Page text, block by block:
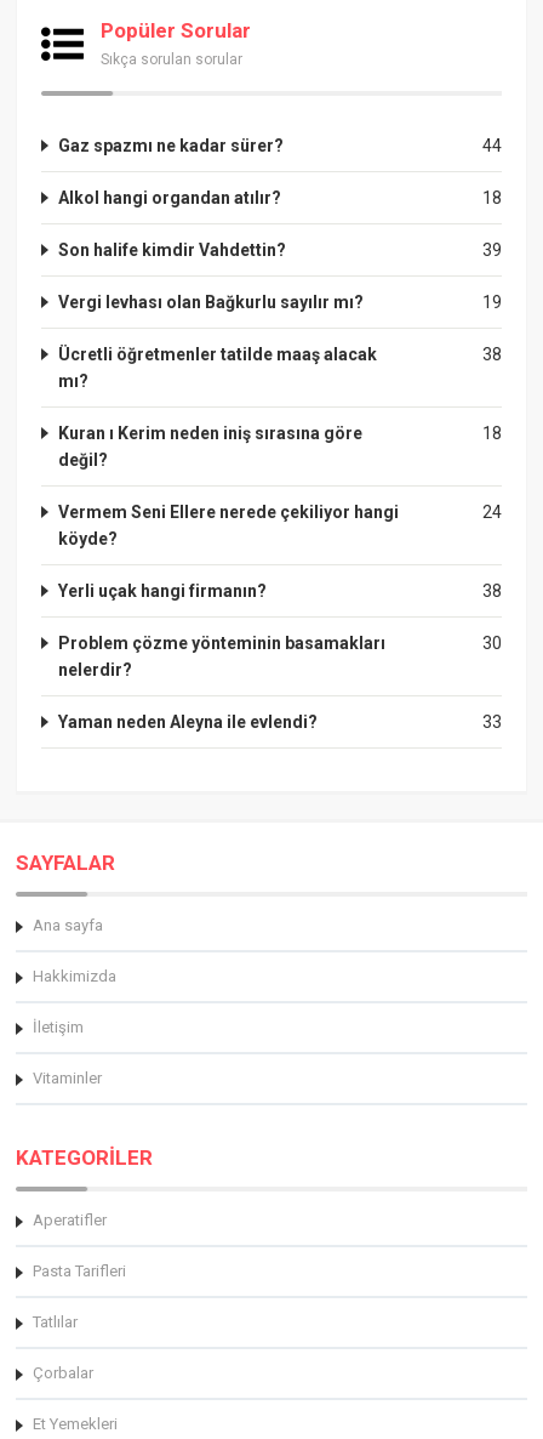
Popüler Sorular
Sıkça sorulan sorular
44
Gaz spazmı ne kadar sürer?
18
Alkol hangi organdan atılır?
39
Son halife kimdir Vahdettin?
19
Vergi levhası olan Bağkurlu sayılır mı?
38
Ücretli öğretmenler tatilde maaş alacak
mı?
18
Kuran ı Kerim neden iniş sırasına göre
değil?
24
Vermem Seni Ellere nerede çekiliyor hangi
köyde?
38
Yerli uçak hangi firmanın?
30
Problem çözme yönteminin basamakları
nelerdir?
33
Yaman neden Aleyna ile evlendi?
SAYFALAR
Ana sayfa
Hakkimizda
İletişim
Vitaminler
KATEGORİLER
Aperatifler
Pasta Tarifleri
Tatlılar
Çorbalar
Et Yemekleri